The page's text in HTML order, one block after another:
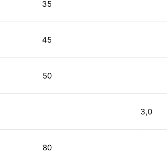
35
45
50
3,0
80